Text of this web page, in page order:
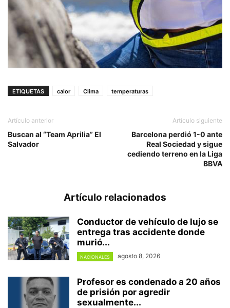
ETIQUETAS calor Clima temperaturas
Artículo anterior
Buscan al “Team Aprilia” El
Salvador
Artículo siguiente
Barcelona perdió 1-0 ante
Real Sociedad y sigue
cediendo terreno en la Liga
BBVA
Artículo relacionados
Conductor de vehículo de lujo se
entrega tras accidente donde
murió...
NACIONALES agosto 8, 2026
Profesor es condenado a 20 años
de prisión por agredir
sexualmente...